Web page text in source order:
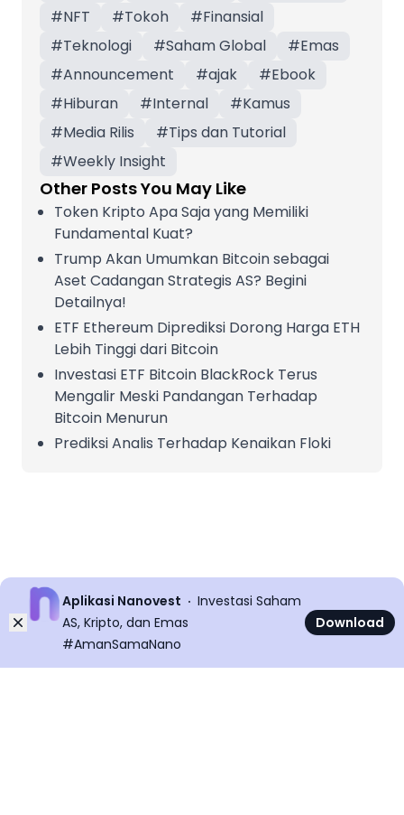
#NFT #Tokoh #Finansial
#Teknologi #Saham Global #Emas
#Announcement #ajak #Ebook
#Hiburan #Internal #Kamus
#Media Rilis #Tips dan Tutorial
#Weekly Insight
Other Posts You May Like
Token Kripto Apa Saja yang Memiliki
Fundamental Kuat?
Trump Akan Umumkan Bitcoin sebagai
Aset Cadangan Strategis AS? Begini
Detailnya!
ETF Ethereum Diprediksi Dorong Harga ETH
Lebih Tinggi dari Bitcoin
Investasi ETF Bitcoin BlackRock Terus
Mengalir Meski Pandangan Terhadap
Bitcoin Menurun
Prediksi Analis Terhadap Kenaikan Floki
Dismiss
Aplikasi Nanovest
Investasi Saham
AS, Kripto, dan Emas
#AmanSamaNano
Download